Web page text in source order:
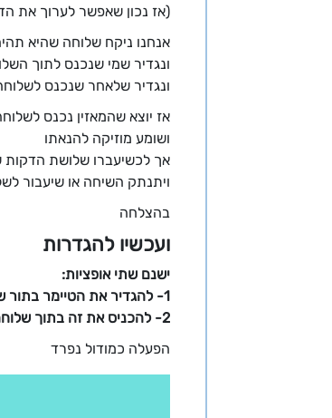
(אז נכון שאפשר לערוך את
אנחנו ניקח שלוחה שהיא
ונגדיר שמי שנכנס לתוך
ונגדיר שלאחר שנכנס לשלוחה הזאת הוא ממשיך
אז יוצא שהמאזין נכנס לשלוחה 4 (ובלא ידיעתו) הוא מועבר לשלוחה ארבע >
ושומע מוזיקה להנאתו
אך לכשיעברו שלושת הדקות
ויתנתק השיחה או שיעבור
בהצלחה
ועכשיו להגדרות
ישנם שתי אופציות:
1- להגדיר את הטיימר בתור שלוחה בפני עצמה, (כפי שכתבתי למעלה).
2- להכניס את זה בתוך שלוחה, דהיינו כתוספת למודול אחר.
הפעלה כמודול נפרד